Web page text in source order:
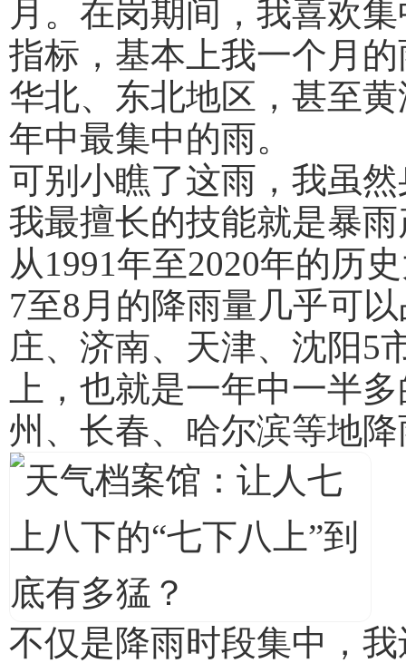
月。在岗期间，我喜欢
指标，基本上我一个月
华北、东北地区，甚至
年中最集中的雨。
可别小瞧了这雨，我虽
我最擅长的技能就是暴
从1991年至2020年的历
7至8月的降雨量几乎可
庄、济南、天津、沈阳5
上，也就是一年中一半
州、长春、哈尔滨等地
不仅是降雨时段集中，